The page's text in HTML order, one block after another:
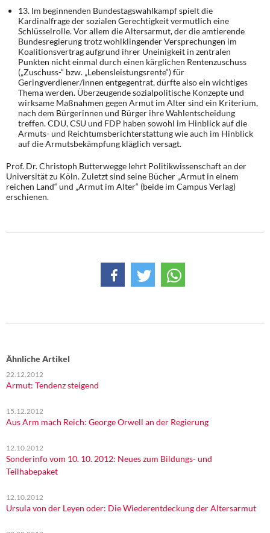
13. Im beginnenden Bundestagswahlkampf spielt die
Kardinalfrage der sozialen Gerech­tigkeit vermutlich eine
Schlüsselrolle. Vor allem dieAltersarmut, der die amtierende
Bun­desregierung trotz wohlklingender Versprechungen im
Koalitionsvertrag aufgrund ihrer Un­einigkeit in zentralen
Punkten nicht einmal durch einen kärglichen Rentenzuschuss
(„Zu­schuss-“ bzw. „Lebensleistungsrente“) für
Geringverdiener/innen entgegentrat, dürfte also ein wichtiges
Thema werden. Überzeugende sozialpolitische Konzepte und
wirksame Maßnahmen gegen Armut im Alter sind ein Kriterium,
nach dem Bürgerinnen und Bürger ihre Wahlentscheidung
treffen. CDU, CSU und FDP haben sowohl im Hinblick auf die
Ar­muts- und Reichtumsberichterstattung wie auch im Hinblick
auf die Armutsbekämpfung kläglich versagt.
Prof. Dr. Christoph Butterwegge lehrt Politikwissenschaft an der
Universität zu Köln. Zuletzt sind seine Bücher „Armut in einem
reichen Land“ und „Armut im Alter“ (beide im Campus Verlag)
erschienen.
Ähnliche Artikel
22.12.2012
Armut: Tendenz steigend
15.12.2012
Aus Arm mach Reich: George Orwell an der Regierung
12.10.2012
Sonderinfo vom 10. 10. 2012: Neues zum Bildungs- und
Teilhabepaket
12.10.2012
Ursula von der Leyen oder: Die Wiederentdeckung der Altersarmut